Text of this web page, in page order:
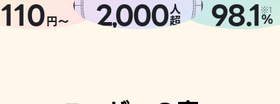
110円〜 2,000人
超 98.1 ※1
%